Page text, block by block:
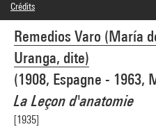
Remedios Varo (María
Uranga, dite)
(1908, Espagne - 1963,
La Leçon d'anatomie
[1935]
Crédits
Légende : oe encadrée
© Adagp, Paris
Crédit photographique : Centre
GrandPalaisRmn
Réf. image : 4F50751 [2002 CX 1095]